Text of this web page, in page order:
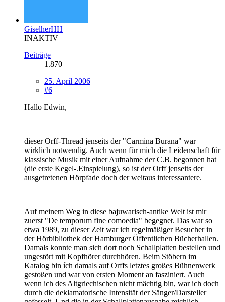
GiselherHH
INAKTIV
Beiträge
1.870
25. April 2006
#6
Hallo Edwin,
dieser Orff-Thread jenseits der "Carmina Burana" war
wirklich notwendig. Auch wenn für mich die Leidenschaft für
klassische Musik mit einer Aufnahme der C.B. begonnen hat
(die erste Kegel-.Einspielung), so ist der Orff jenseits der
ausgetretenen Hörpfade doch der weitaus interessantere.
Auf meinem Weg in diese bajuwarisch-antike Welt ist mir
zuerst "De temporum fine comoedia" begegnet. Das war so
etwa 1989, zu dieser Zeit war ich regelmäßiger Besucher in
der Hörbibliothek der Hamburger Öffentlichen Bücherhallen.
Damals konnte man sich dort noch Schallplatten bestellen und
ungestört mit Kopfhörer durchhören. Beim Stöbern im
Katalog bin ích damals auf Orffs letztes großes Bühnenwerk
gestoßen und war von ersten Moment an fasziniert. Auch
wenn ich des Altgriechischen nicht mächtig bin, war ich doch
durch die deklamatorische Intensität der Sänger/Darsteller